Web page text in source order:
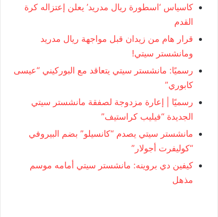
كاسياس ‘اسطورة ريال مدريد’ يعلن إعتزاله كرة
القدم
قرار هام من زيدان قبل مواجهة ريال مدريد
ومانشستر سيتي!
رسميًا: مانشستر سيتي يتعاقد مع البوركيني “عيسى
كابوري”
رسميًا | إعارة مزدوجة لصفقة مانشستر سيتي
الجديدة “فيليب كراستيف”
مانشستر سيتي يصدم “كانسيلو” بضم البيروفي
“كوليفرت أجولار”
كيفين دي بروينه: مانشستر سيتي أمامه موسم
مذهل